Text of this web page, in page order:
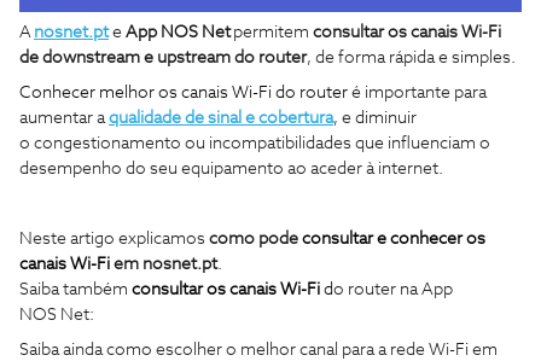
A nosnet.pt e App NOS Netpermitem consultar os canais Wi-Fi
de downstream e upstream do router, de forma rápida e simples.
Conhecer melhor os canais Wi-Fi do router é importante para
aumentar a qualidade de sinal e cobertura, e diminuir
o congestionamento ou incompatibilidades que influenciam o
desempenho do seu equipamento ao aceder à internet.
Neste artigo explicamos como pode consultar e conhecer os
canais Wi-Fi em nosnet.pt.
Saiba também consultar os canais Wi-Fi do router na App
NOS Net:
Saiba ainda como escolher o melhor canal para a rede Wi-Fi em